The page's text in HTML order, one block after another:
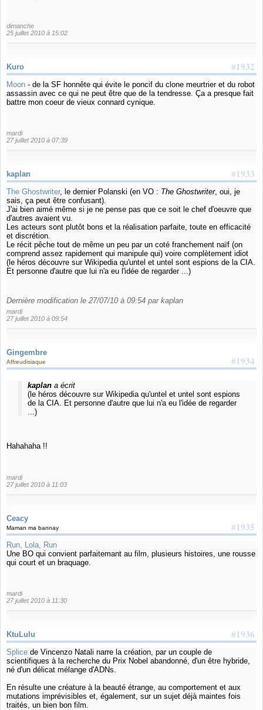
dimanche
25 juillet 2010 à 15:02
#1932
Kuro
Moon - de la SF honnête qui évite le poncif du clone meurtrier et du robot
assassin avec ce qui ne peut être que de la tendresse. Ça a presque fait
battre mon coeur de vieux connard cynique.
mardi
27 juillet 2010 à 07:39
#1933
kaplan
The Ghostwriter, le dernier Polanski (en VO : The Ghostwriter, oui, je
sais, ça peut être confusant).
J'ai bien aimé même si je ne pense pas que ce soit le chef d'oeuvre que
d'autres avaient vu.
Les acteurs sont plutôt bons et la réalisation parfaite, toute en efficacité
et discrétion.
Le récit pêche tout de même un peu par un coté franchement naïf (on
comprend assez rapidement qui manipule qui) voire complètement idiot
(le héros découvre sur Wikipedia qu'untel et untel sont espions de la CIA.
Et personne d'autre que lui n'a eu l'idée de regarder ...)
Dernière modification le 27/07/10 à 09:54 par kaplan
mardi
27 juillet 2010 à 09:54
Gingembre
#1934
Affreudisiaque
kaplana écrit
(le héros découvre sur Wikipedia qu'untel et untel sont espions
de la CIA. Et personne d'autre que lui n'a eu l'idée de regarder
...)
Hahahaha !!
mardi
27 juillet 2010 à 11:03
Ceacy
#1935
Maman ma bannay
Run, Lola, Run
Une BO qui convient parfaitemant au film, plusieurs histoires, une rousse
qui court et un braquage.
mardi
27 juillet 2010 à 11:30
#1936
KtuLulu
Splice de Vincenzo Natali narre la création, par un couple de
scientifiques à la recherche du Prix Nobel abandonné, d'un être hybride,
né d'un délicat mélange d'ADNs.
En résulte une créature à la beauté étrange, au comportement et aux
mutations imprévisibles et, également, sur un sujet déjà maintes fois
traités, un bien bon film.